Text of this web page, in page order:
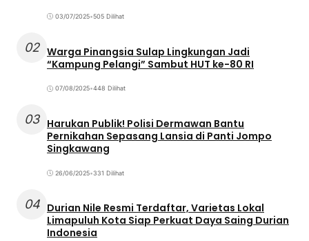
03/07/2025•505 Dilihat
02 Warga Pinangsia Sulap Lingkungan Jadi
“Kampung Pelangi” Sambut HUT ke-80 RI
07/08/2025•448 Dilihat
03 Harukan Publik! Polisi Dermawan Bantu
Pernikahan Sepasang Lansia di Panti Jompo
Singkawang
26/06/2025•331 Dilihat
04 Durian Nile Resmi Terdaftar, Varietas Lokal
Limapuluh Kota Siap Perkuat Daya Saing Durian
Indonesia